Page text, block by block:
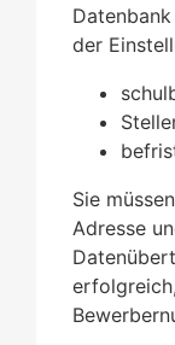
der
Sie
Adresse